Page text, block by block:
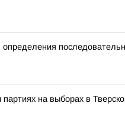
на выборах в